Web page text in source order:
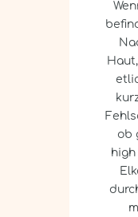
ob